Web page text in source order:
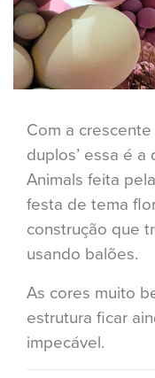
Com a
duplos’ essa é
Animals feita
festa de tema
construção que
usando balões.
As cores muito
estrutura ficar
impecável.